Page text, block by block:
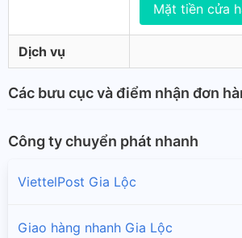
Mặt tiền cửa
Dịch vụ
Các bưu cục và điểm nhận đơn
Công ty chuyển phát nhanh
ViettelPost Gia Lộc
Giao hàng nhanh Gia Lộc